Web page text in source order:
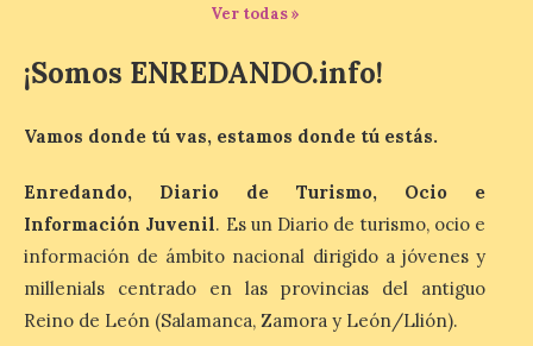
Grupo Iberia incrementa a
Menorca para la próxima
9 Ago 2026
La compañía, a través de
Air Nostrum e Iberia
Express, conectará
Madrid y Mahón con una
frecuencia adicional al día
que aumenta un 27% el número de plazas
en la ruta. La nueva programación
Ver todas »
¡Somos ENREDANDO.info!
Vamos donde tú vas, estamos donde tú estás.
Enredando, Diario de Turismo, Ocio e
Información Juvenil. Es un Diario de turismo, ocio e
información de ámbito nacional dirigido a jóvenes y
millenials centrado en las provincias del antiguo
Reino de León (Salamanca, Zamora y León/Llión).